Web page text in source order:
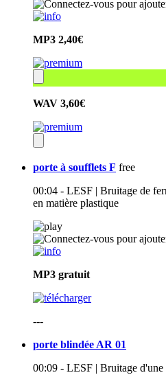
MP3 2,40€
WAV 3,60€
porte à soufflets F free
00:04 - LESF | Bruitage de
en matière plastique
MP3 gratuit
---
porte blindée AR 01
00:09 - LESF | Bruitage